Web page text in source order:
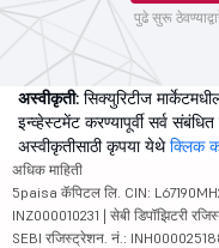
पुढे सुरू
अस्वीकृती: सिक्युरिटीज
इन्व्हेस्टमेंट करण्यापूर्वी सर्व
अस्वीकृतीसाठी कृपया येथेक्लिक
अधिक माहिती
5paisa कॅपिटल लि. CIN:
INZ000010231 | सेबी डिपॉझिटरी
SEBI रजिस्ट्रेशन. नं.: